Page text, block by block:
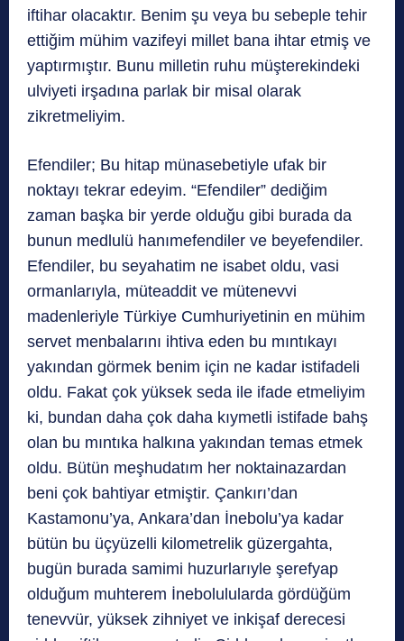
iftihar olacaktır. Benim şu veya bu sebeple tehir
ettiğim mühim vazifeyi millet bana ihtar etmiş ve
yaptırmıştır. Bunu milletin ruhu müşterekindeki
ulviyeti irşadına parlak bir misal olarak
zikretmeliyim.
Efendiler; Bu hitap münasebetiyle ufak bir
noktayı tekrar edeyim. “Efendiler” dediğim
zaman başka bir yerde olduğu gibi burada da
bunun medlulü hanımefendiler ve beyefendiler.
Efendiler, bu seyahatim ne isabet oldu, vasi
ormanlarıyla, müteaddit ve mütenevvi
madenleriyle Türkiye Cumhuriyetinin en mühim
servet menbalarını ihtiva eden bu mıntıkayı
yakından görmek benim için ne kadar istifadeli
oldu. Fakat çok yüksek seda ile ifade etmeliyim
ki, bundan daha çok daha kıymetli istifade bahş
olan bu mıntıka halkına yakından temas etmek
oldu. Bütün meşhudatım her noktainazardan
beni çok bahtiyar etmiştir. Çankırı’dan
Kastamonu’ya, Ankara’dan İnebolu’ya kadar
bütün bu üçyüzelli kilometrelik güzergahta,
bugün burada samimi huzurlarıyle şerefyap
olduğum muhterem İnebolulularda gördüğüm
tenevvür, yüksek zihniyet ve inkişaf derecesi